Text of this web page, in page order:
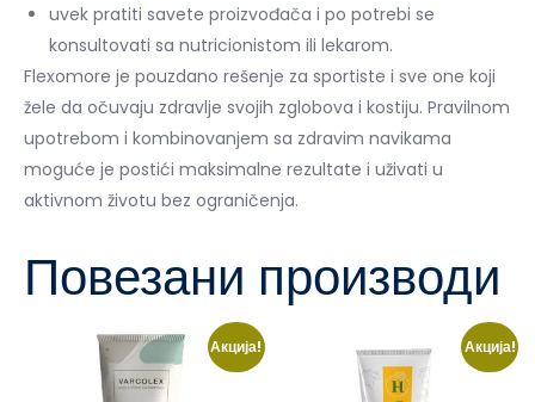
uvek pratiti savete proizvođača i po potrebi se
konsultovati sa nutricionistom ili lekarom.
Flexomore je pouzdano rešenje za sportiste i sve one koji
žele da očuvaju zdravlje svojih zglobova i kostiju. Pravilnom
upotrebom i kombinovanjem sa zdravim navikama
moguće je postići maksimalne rezultate i uživati u
aktivnom životu bez ograničenja.
Повезани производи
Акција! Акција!